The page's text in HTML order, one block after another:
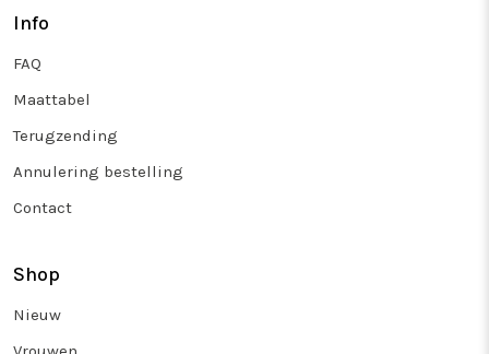
Info
FAQ
Maattabel
Terugzending
Annulering bestelling
Contact
Shop
Nieuw